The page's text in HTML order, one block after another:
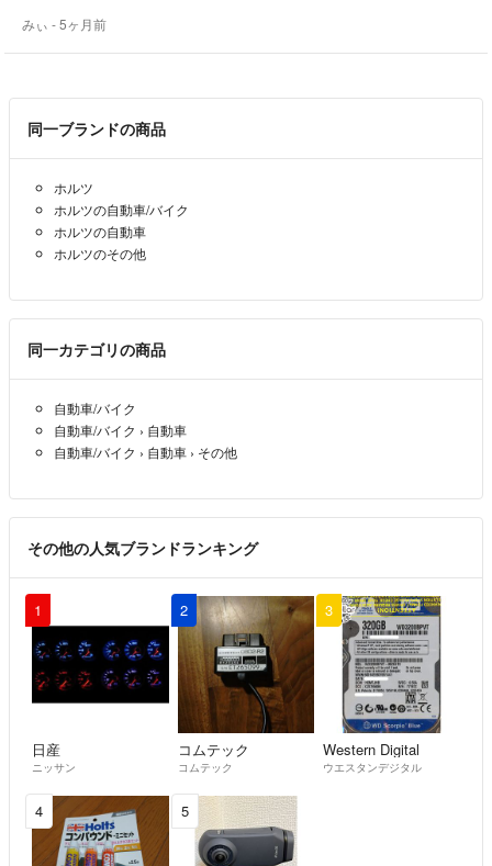
みぃ - 5ヶ月前
同一ブランドの商品
ホルツ
ホルツの自動車/バイク
ホルツの自動車
ホルツのその他
同一カテゴリの商品
自動車/バイク
自動車/バイク › 自動車
自動車/バイク › 自動車 › その他
その他の人気ブランドランキング
1
日産
ニッサン
2
コムテック
コムテック
3
Western Digital
ウエスタンデジタル
4 5